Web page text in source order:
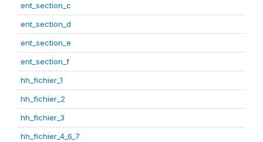
ent_section_c
ent_section_d
ent_section_e
ent_section_f
hh_fichier_1
hh_fichier_2
hh_fichier_3
hh_fichier_4_6_7